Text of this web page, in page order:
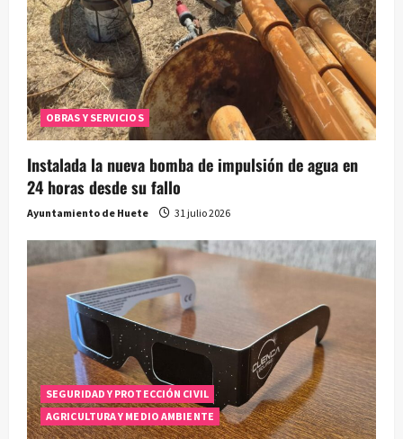
OBRAS Y SERVICIOS
Instalada la nueva bomba de impulsión de agua en
24 horas desde su fallo
Ayuntamiento de Huete 31 julio 2026
SEGURIDAD Y PROTECCIÓN CIVIL
AGRICULTURA Y MEDIO AMBIENTE